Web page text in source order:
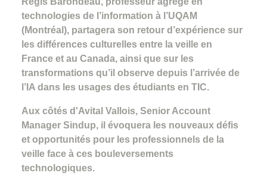
technologies de l’information à l’UQAM
(Montréal), partagera son retour d’expérience sur
les différences culturelles entre la veille en
France et au Canada, ainsi que sur les
transformations qu’il observe depuis l’arrivée de
l’IA dans les usages des étudiants en TIC.
Aux côtés d'Avital Vallois, Senior Account
Manager Sindup, il évoquera les nouveaux défis
et opportunités pour les professionnels de la
veille face à ces bouleversements
technologiques.